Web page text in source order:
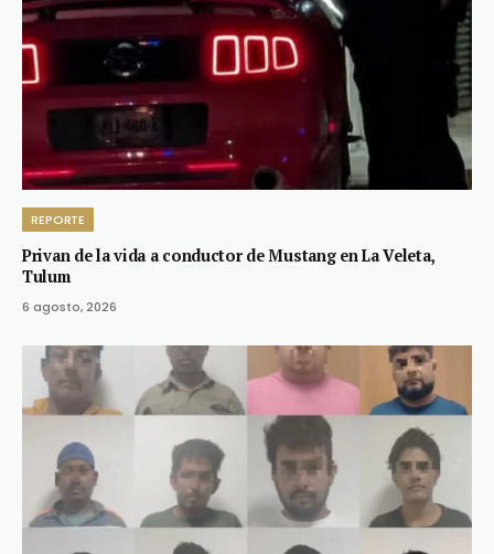
REPORTE
Privan de la vida a conductor de Mustang en La Veleta,
Tulum
6 agosto, 2026